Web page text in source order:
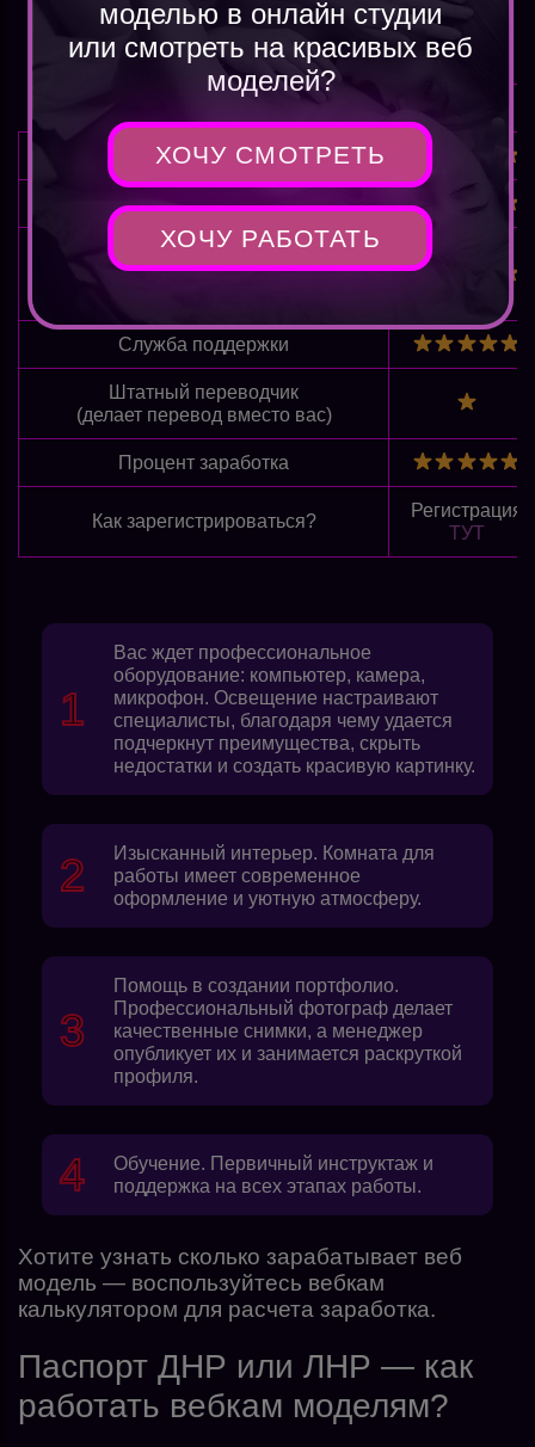
Обучение новичка
Прохождение регистрации
Удобство работы
(выплаты, настройка, ПК, личный
Служба поддержки
Штатный переводчик
(делает перевод вместо вас)
Процент заработка
Как зарегистрироваться?
Регистрация
ТУТ
Вас ждет профессиональное
оборудование: компьютер, камера,
микрофон. Освещение настраивают
специалисты, благодаря чему удается
подчеркнут преимущества, скрыть
недостатки и создать красивую картинку.
Изысканный интерьер. Комната для
работы имеет современное
оформление и уютную атмосферу.
Помощь в создании портфолио.
Профессиональный фотограф делает
качественные снимки, а менеджер
опубликует их и занимается раскруткой
профиля.
Обучение. Первичный инструктаж и
поддержка на всех этапах работы.
Хотите узнать сколько зарабатывает веб
модель — воспользуйтесь вебкам
калькулятором для расчета заработка.
Паспорт ДНР или ЛНР — как
работать вебкам моделям?
моделью в онлайн студии
или смотреть на красивых веб
моделей?
ХОЧУ СМОТРЕТЬ
ХОЧУ РАБОТАТЬ